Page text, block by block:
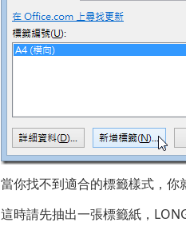
當你找不到適合的標籤樣式，你
這時請先抽出一張標籤紙，